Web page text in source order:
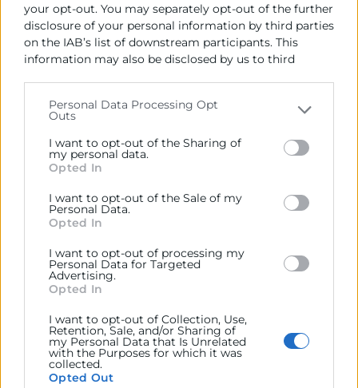
your opt-out. You may separately opt-out of the further
disclosure of your personal information by third parties
on the IAB’s list of downstream participants. This
information may also be disclosed by us to third
Please note that this website/app uses one or more
Google services and may gather and store information
including but not limited to your visit or usage
behaviour. You may click to grant or deny consent to
below specified purposes in below Google consent
section.
Personal Data Processing Opt
Outs
I want to opt-out of the Sharing of
my personal data.
Opted In
I want to opt-out of the Sale of my
Personal Data.
Opted In
I want to opt-out of processing my
Personal Data for Targeted
Advertising.
Opted In
I want to opt-out of Collection, Use,
Retention, Sale, and/or Sharing of
my Personal Data that Is Unrelated
with the Purposes for which it was
collected.
Opted Out
Horas:20
Modalidad: presencial
27/10/2026 - 17/11/2026
640€